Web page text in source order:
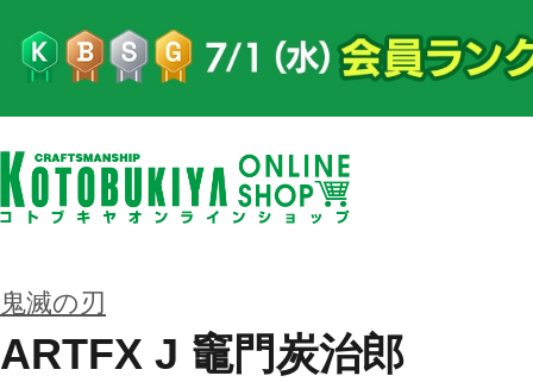
鬼滅の刃
ARTFX J 竈門炭治郎